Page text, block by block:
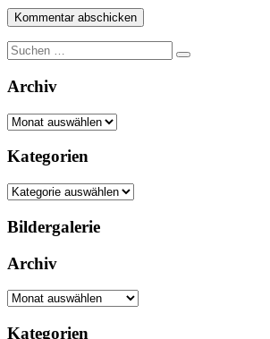
Suche
nach:
Archiv
Archiv
Kategorien
Kategorien
Bildergalerie
Archiv
Archiv
Kategorien